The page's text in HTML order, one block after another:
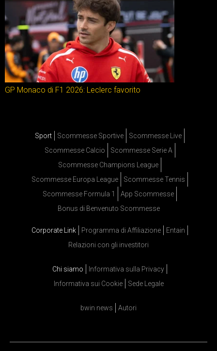
GP Monaco di F1 2026: Leclerc favorito
Sport Scommesse Sportive
Scommesse Live
Scommesse Calcio
Scommesse Serie A
Scommesse Champions League
Scommesse Europa League
Scommesse Tennis
Scommesse Formula 1
App Scommesse
Bonus di Benvenuto Scommesse
Corporate Link Programma di Affiliazione
Entain
Relazioni con gli investitori
Chi siamo
Informativa sulla Privacy
Informativa sui Cookie
Sede Legale
bwin news Autori